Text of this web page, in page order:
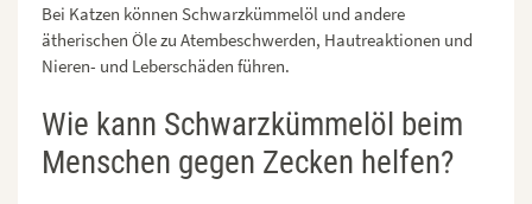
Bei Katzen können Schwarzkümmelöl und andere
ätherischen Öle zu Atembeschwerden, Hautreaktionen und
Nieren- und Leberschäden führen.
Wie kann Schwarzkümmelöl beim
Menschen gegen Zecken helfen?